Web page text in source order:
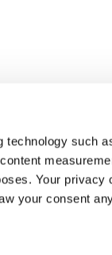
technology such
Your privacy
your consent